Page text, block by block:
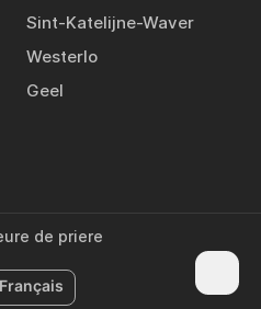
Sint-Katelijne-Waver
Westerlo
Geel
de priere
Français